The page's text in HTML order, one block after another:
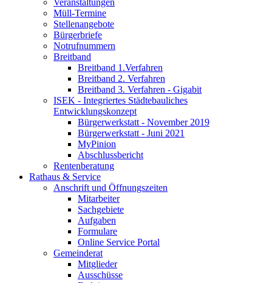
Veranstaltungen
Müll-Termine
Stellenangebote
Bürgerbriefe
Notrufnummern
Breitband
Breitband 1.Verfahren
Breitband 2. Verfahren
Breitband 3. Verfahren - Gigabit
ISEK - Integriertes Städtebauliches
Entwicklungskonzept
Bürgerwerkstatt - November 2019
Bürgerwerkstatt - Juni 2021
MyPinion
Abschlussbericht
Rentenberatung
Rathaus & Service
Anschrift und Öffnungszeiten
Mitarbeiter
Sachgebiete
Aufgaben
Formulare
Online Service Portal
Gemeinderat
Mitglieder
Ausschüsse